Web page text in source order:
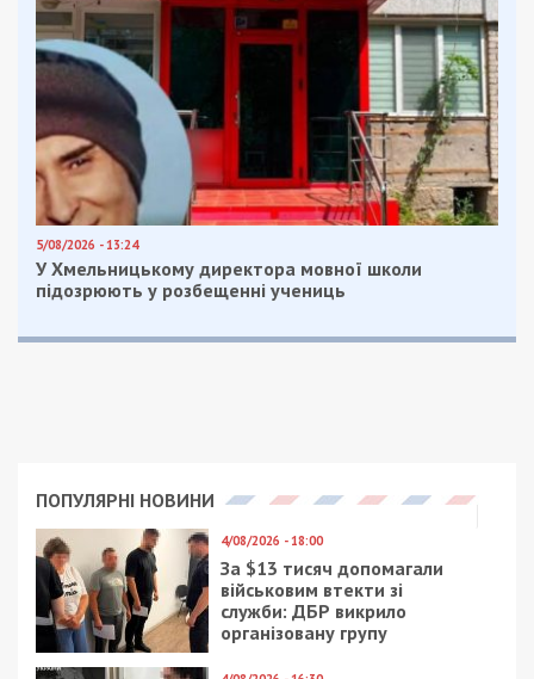
Кропивня, Захаровка, Олива, Жовтневое,
Озерщина, Липовка, Копылов, Мотыжин, Бузова,
Гореничи, Буча, Демидов.
В районе северо-западнее Чернобыля
захватчики развернули тыловой район
группировки войск Восточного военного округа.
В ходе ведения боевых действий противник
продолжает нести значительные потери в
личном составе и технике. Для приема раненых
военнослужащих оккупационных войск
учреждений города Гомель и Гомельской
Для восполнения потерь группировки
Восточного военного округа на территорию
республики Беларусь переброшены отдельные
подразделения 155-й отдельной бригады
морской пехоты (Владивосток) и 40-й отдельной
бригады морской пехоты (Петропавловск-
Камчатский).